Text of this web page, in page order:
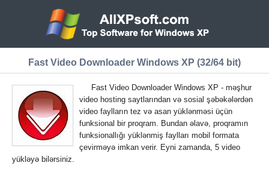
Fast Video Downloader Windows XP (32/64 bit)
Fast Video Downloader Windows XP - məşhur
video hosting saytlarından və sosial şəbəkələrdən
video faylların tez və asan yüklənməsi üçün
funksional bir proqram. Bundan əlavə, proqramın
funksionallığı yüklənmiş faylları mobil formata
çevirməyə imkan verir. Eyni zamanda, 5 video
yükləyə bilərsiniz.